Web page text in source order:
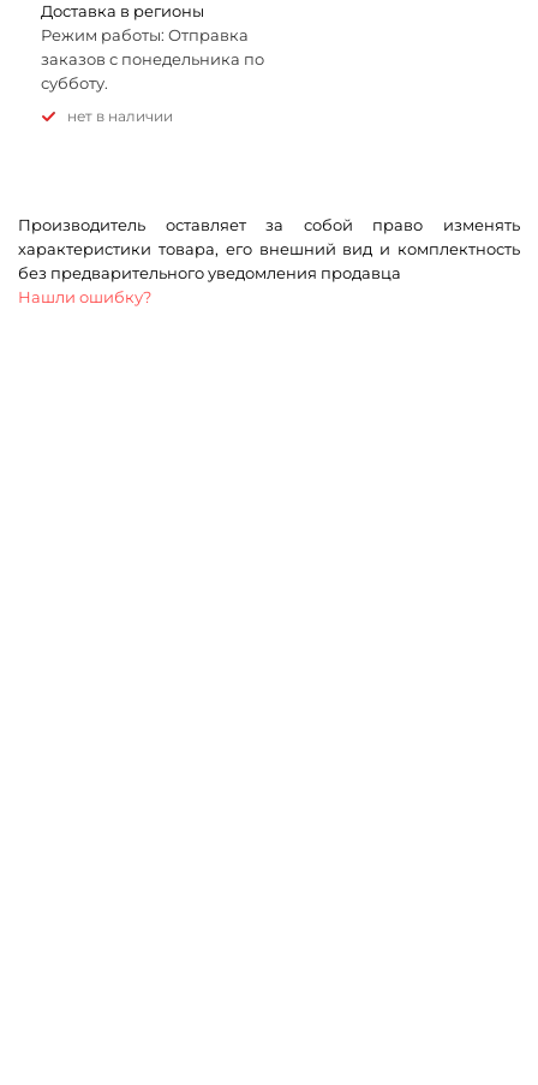
Доставка в регионы
Режим работы: Отправка
заказов с понедельника по
субботу.
Нет в наличии
Производитель оставляет за собой право изменять
характеристики товара, его внешний вид и комплектность
без предварительного уведомления продавца
Нашли ошибку?